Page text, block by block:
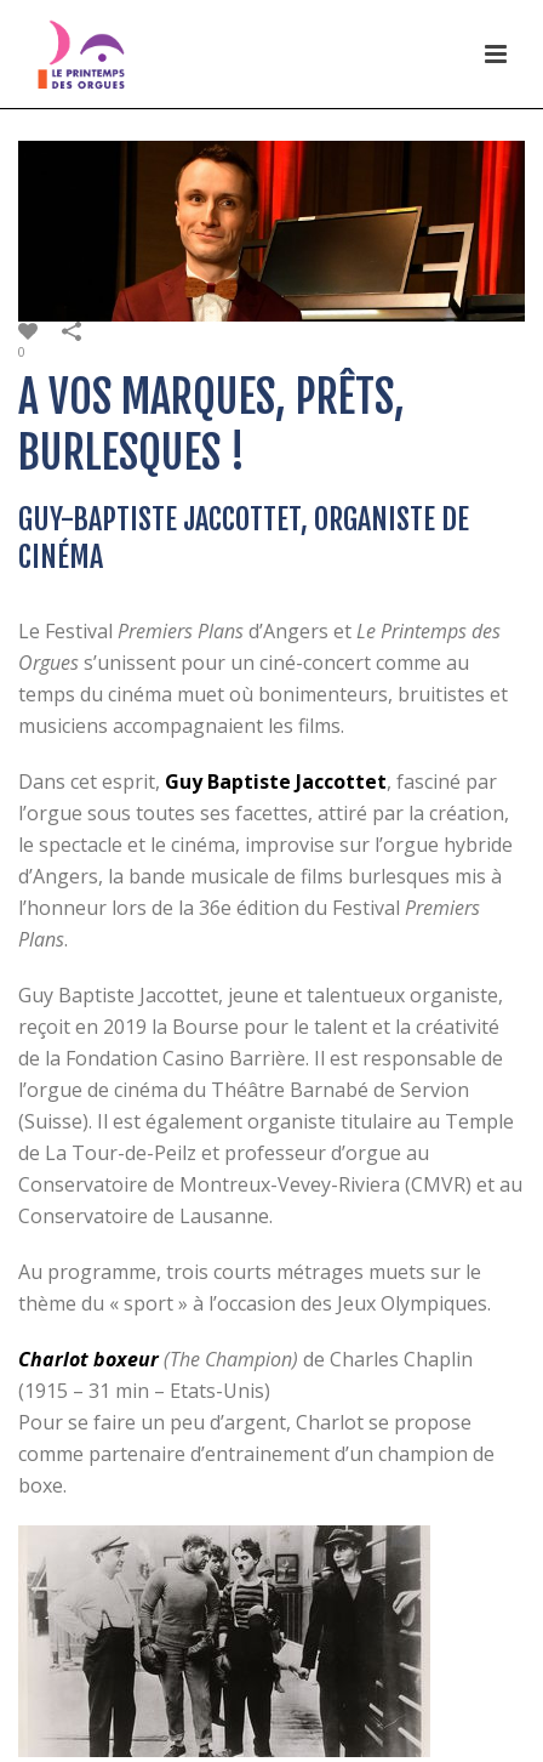
0
A VOS MARQUES, PRÊTS,
BURLESQUES !
GUY-BAPTISTE JACCOTTET, ORGANISTE DE
CINÉMA
Le Festival Premiers Plansd’Angers etLe Printemps des
Orguess’unissent pour un ciné-concert comme au
temps du cinéma muet où bonimenteurs, bruitistes et
musiciens accompagnaient les films.
Dans cet esprit, Guy Baptiste Jaccottet, fasciné par
l’orgue sous toutes ses facettes, attiré par la création,
le spectacle et le cinéma, improvise sur l’orgue hybride
d’Angers, la bande musicale de films burlesques mis à
l’honneur lors de la 36e édition du Festival Premiers
Plans.
Guy Baptiste Jaccottet, jeune et talentueux organiste,
reçoit en 2019 la Bourse pour le talent et la créativité
de la Fondation Casino Barrière. Il est responsable de
l’orgue de cinéma du Théâtre Barnabé de Servion
(Suisse). Il est également organiste titulaire au Temple
de La Tour-de-Peilz et professeur d’orgue au
Conservatoire de Montreux-Vevey-Riviera (CMVR) et au
Conservatoire de Lausanne.
Au programme, trois courts métrages muets sur le
thème du « sport » à l’occasion des Jeux Olympiques.
Charlot boxeur(The Champion) de Charles Chaplin
(1915 – 31 min – Etats-Unis)
Pour se faire un peu d’argent, Charlot se propose
comme partenaire d’entrainement d’un champion de
boxe.